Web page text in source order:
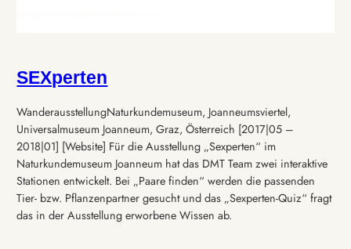
SEXperten
WanderausstellungNaturkundemuseum, Joanneumsviertel,
Universalmuseum Joanneum, Graz, Österreich [2017|05 –
2018|01] [Website] Für die Ausstellung „Sexperten“ im
Naturkundemuseum Joanneum hat das DMT Team zwei interaktive
Stationen entwickelt. Bei „Paare finden“ werden die passenden
Tier- bzw. Pflanzenpartner gesucht und das „Sexperten-Quiz“ fragt
das in der Ausstellung erworbene Wissen ab.